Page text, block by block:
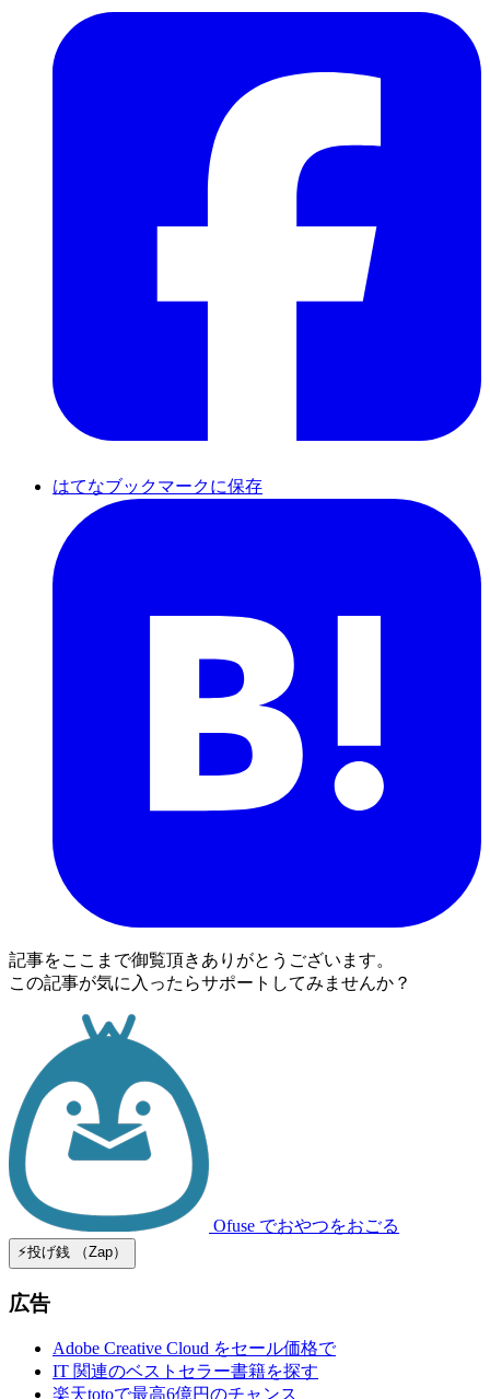
はてなブックマークに保存
記事をここまで御覧頂きありがとうございます。
この記事が気に入ったらサポートしてみませんか？
Ofuse でおやつをおごる
⚡️投げ銭 （Zap）
広告
Adobe Creative Cloud をセール価格で
IT 関連のベストセラー書籍を探す
楽天totoで最高6億円のチャンス